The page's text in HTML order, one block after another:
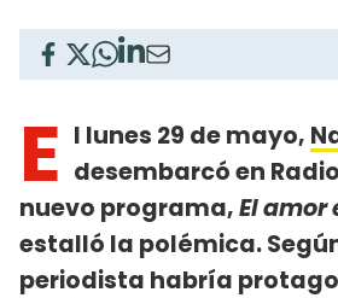
E l lunes 29 de mayo,
desembarcó en
nuevo programa,El amor
estalló la polémica.
periodista habría